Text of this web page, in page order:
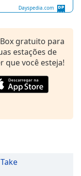
Dayspedia.com
gratuito para
estações de
que você esteja!